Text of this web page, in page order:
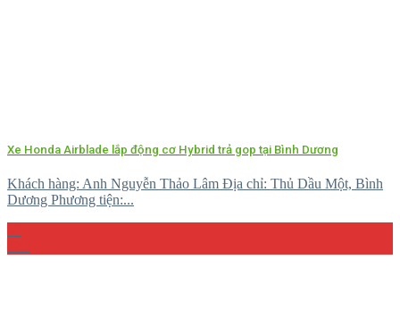
Xe Honda Airblade lắp động cơ Hybrid trả gop tại Bình Dương
Khách hàng: Anh Nguyễn Thảo Lâm Địa chỉ: Thủ Dầu Một, Bình
Dương Phương tiện:...